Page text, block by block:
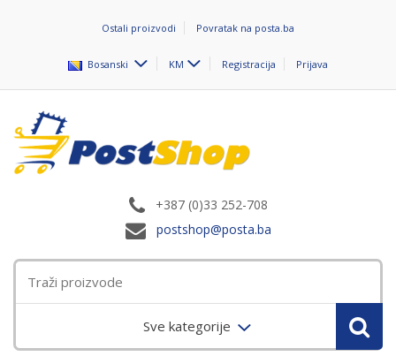
Ostali proizvodi Povratak na posta.ba
Bosanski KM Registracija Prijava
+387 (0)33 252-708
postshop@posta.ba
Sve kategorije